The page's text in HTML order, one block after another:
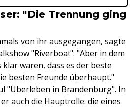
"Die Trennung ging
von ihr ausgegangen, sagte
"Riverboat". "Aber in dem
waren, dass es der beste
besten Freunde überhaupt."
"Überleben in Brandenburg". In
auch die Hauptrolle: die eines